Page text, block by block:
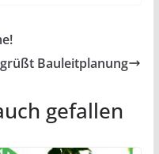
Bauleitplanung
gefallen